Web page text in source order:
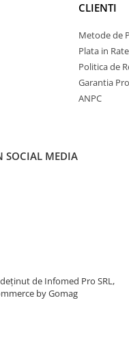
CLIENTI
Metode de
Plata in
Politica de
Garantia
ANPC
SOCIAL MEDIA
de Infomed Pro SRL,
by Gomag